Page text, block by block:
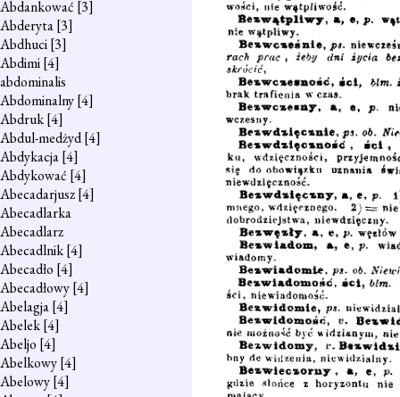
Abdankować [3]
Abderyta[3]
Abdhuci[3]
Abdimi[4]
abdominalis
Abdominalny[4]
Abdruk[4]
Abdul-medżyd[4]
Abdykacja[4]
Abdykować [4]
Abecadarjusz[4]
Abecadlarka
Abecadlarz
Abecadlnik[4]
Abecadło [4]
Abecadłowy[4]
Abelagja[4]
Abelek[4]
Abeljo [4]
Abelkowy[4]
Abelowy[4]